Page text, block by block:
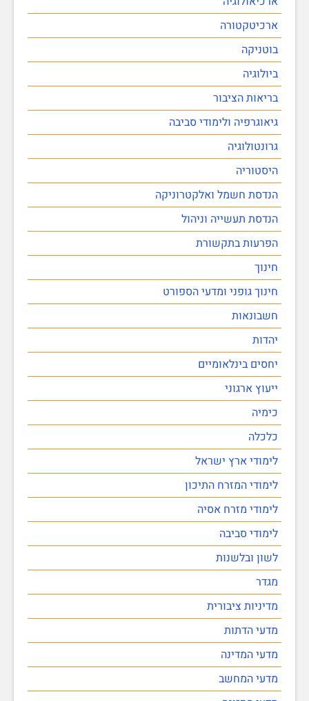
ארכיטקטורה
בוטניקה
ביולוגיה
בריאות הציבור
גיאוגרפיה ולימודי סביבה
גרונטולוגיה
היסטוריה
הנדסת חשמל ואלקטרוניקה
הנדסת תעשייה וניהול
הפרעות בתקשורת
חינוך
חינוך גופני ומדעי הספורט
חשבונאות
יהדות
יחסים בינלאומיים
ייעוץ ארגוני
כימיה
כלכלה
לימודי ארץ ישראל
לימודי המזרח התיכון
לימודי מזרח אסיה
לימודי סביבה
לשון ובלשנות
מגדר
מדיניות ציבורית
מדעי הדתות
מדעי המדינה
מדעי המחשב